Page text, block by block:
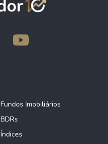
Fundos Imobiliários
BDRs
Índices